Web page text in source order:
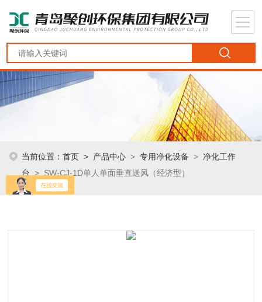
当前位置：首页 > 产品中心 >专用净化设备 >净化工作
台 > SW-CJ-1D单人单面垂直送风（经济型）